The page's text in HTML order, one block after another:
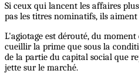
Si ceux qui lancent les affaires
pas les titres nominatifs, ils
L'agiotage est dérouté, du
cueillir la prime que sous la
de la partie du capital social que
jette sur le marché.